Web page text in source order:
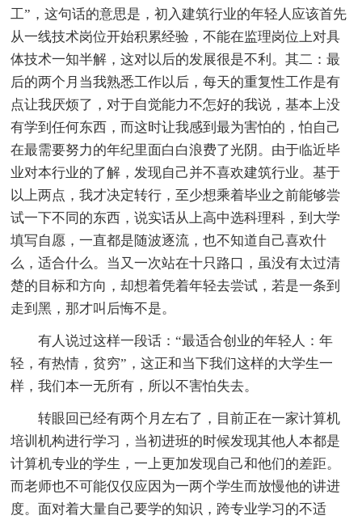
工”，这句话的意思是，初入建筑行业的年轻人应该首先
从一线技术岗位开始积累经验，不能在监理岗位上对具
体技术一知半解，这对以后的发展很是不利。其二：最
后的两个月当我熟悉工作以后，每天的重复性工作是有
点让我厌烦了，对于自觉能力不怎好的我说，基本上没
有学到任何东西，而这时让我感到最为害怕的，怕自己
在最需要努力的年纪里面白白浪费了光阴。由于临近毕
业对本行业的了解，发现自己并不喜欢建筑行业。基于
以上两点，我才决定转行，至少想乘着毕业之前能够尝
试一下不同的东西，说实话从上高中选科理科，到大学
填写自愿，一直都是随波逐流，也不知道自己喜欢什
么，适合什么。当又一次站在十只路口，虽没有太过清
楚的目标和方向，却想着凭着年轻去尝试，若是一条到
走到黑，那才叫后悔不是。
有人说过这样一段话：“最适合创业的年轻人：年
轻，有热情，贫穷”，这正和当下我们这样的大学生一
样，我们本一无所有，所以不害怕失去。
转眼回已经有两个月左右了，目前正在一家计算机
培训机构进行学习，当初进班的时候发现其他人本都是
计算机专业的学生，一上更加发现自己和他们的差距。
而老师也不可能仅仅应因为一两个学生而放慢他的讲进
度。面对着大量自己要学的知识，跨专业学习的不适